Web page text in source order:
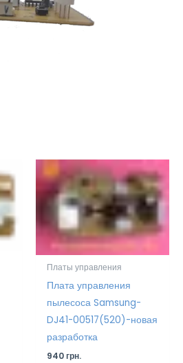
Платы управления
Плата управления
пылесоса Samsung-
DJ41-00517(520)-новая
разработка
940грн.